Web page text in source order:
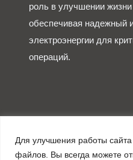
Для улучшения работы
файлов. Вы всегда можете
роль в улучшении
обеспечивая надежный
электроэнергии для
операций.
© 2026 Официальный дилер